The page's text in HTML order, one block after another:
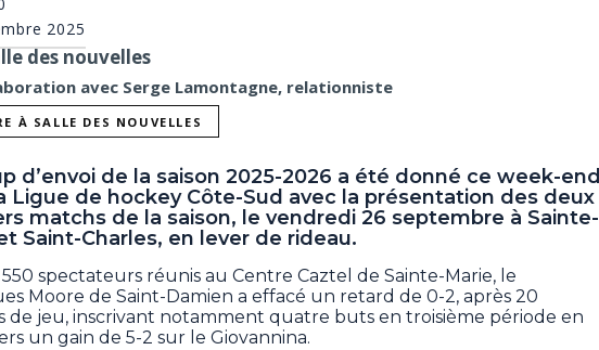
2025
des nouvelles
avec Serge Lamontagne, relationniste
À SALLE DES NOUVELLES
d’envoi de la saison 2025-2026 a été donné ce week-end
Ligue de hockey Côte-Sud avec la présentation des deux
matchs de la saison, le vendredi 26 septembre à Sainte-
Saint-Charles, en lever de rideau.
spectateurs réunis au Centre Caztel de Sainte-Marie, le
Moore de Saint-Damien a effacé un retard de 0-2, après 20
de jeu, inscrivant notamment quatre buts en troisième période en
un gain de 5-2 sur le Giovannina.